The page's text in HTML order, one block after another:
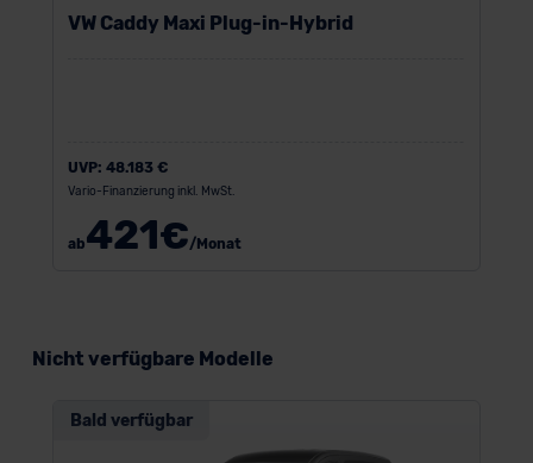
VW Caddy Maxi Plug-in-Hybrid
UVP: 48.183 €
Vario-Finanzierung inkl. MwSt.
ab421€/Monat
Nicht verfügbare Modelle
Bald verfügbar